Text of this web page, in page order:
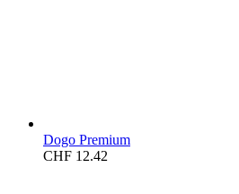
Dogo Premium
CHF 12.42